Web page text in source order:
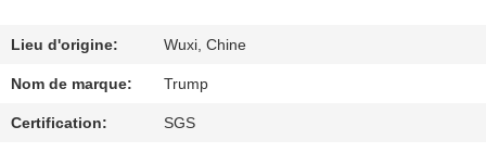
VISITE
DE
L'USINE
Lieu d'origine: Wuxi, Chine
Nom de marque: Trump
Certification: SGS